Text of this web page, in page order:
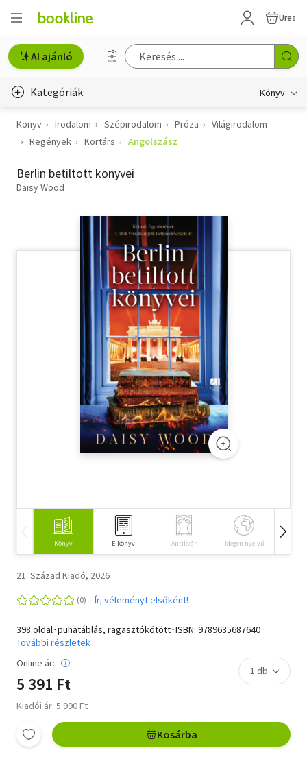
Üres
AI ajánló
Kategóriák Könyv
Életmód, egészség
Gyermek- és ifjúsági
Hobbi, szabadidő
Tankönyv, segédkönyv
Társadalomtudomány
Természettudomány
Könyv Irodalom Szépirodalom Próza
Világirodalom
Regények
Kortárs Angolszász
Berlin betiltott könyvei
Daisy Wood
Könyv E-könyv Antikvár Idegen nyelvű
21. Század Kiadó, 2026
Írj véleményt elsőként!
398 oldal･puhatáblás, ragasztókötött･ISBN: 9789635687640
További részletek
Online ár:
5 391 Ft
Kiadói ár: 5 990 Ft
Kosárba